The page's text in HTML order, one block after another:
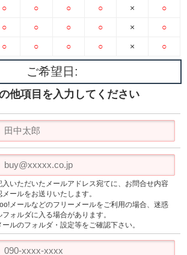
○
○
○
○
○
○
○
○
○
○
○
○
×
×
×
○
○
○
ご希望日:
他項目を入力してください
いただいたメールアドレス宛てに、お問合せ内容
メールをお送りいたします。
メールなどのフリーメールをご利用の場合、迷惑
フォルダに入る場合があります。
ールのフォルダ・設定等をご確認下さい。